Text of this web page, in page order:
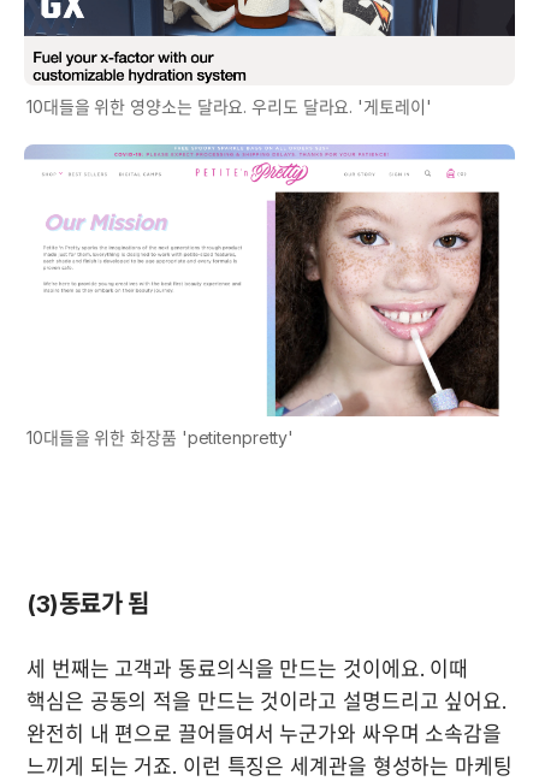
10대들을 위한 영양소는 달라요. 우리도 달라요. '게토레이'
10대들을 위한 화장품 'petitenpretty'
(3)동료가 됨
세 번째는 고객과 동료의식을 만드는 것이에요. 이때
핵심은 공동의 적을 만드는 것이라고 설명드리고 싶어요.
완전히 내 편으로 끌어들여서 누군가와 싸우며 소속감을
느끼게 되는 거죠. 이런 특징은 세계관을 형성하는 마케팅